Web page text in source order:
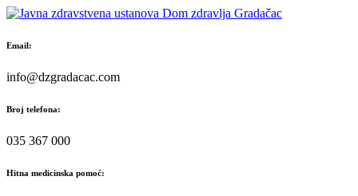
Skip
content
Email:
info@dzgradacac.com
Broj telefona:
035 367 000
Hitna medicinska pomoć: